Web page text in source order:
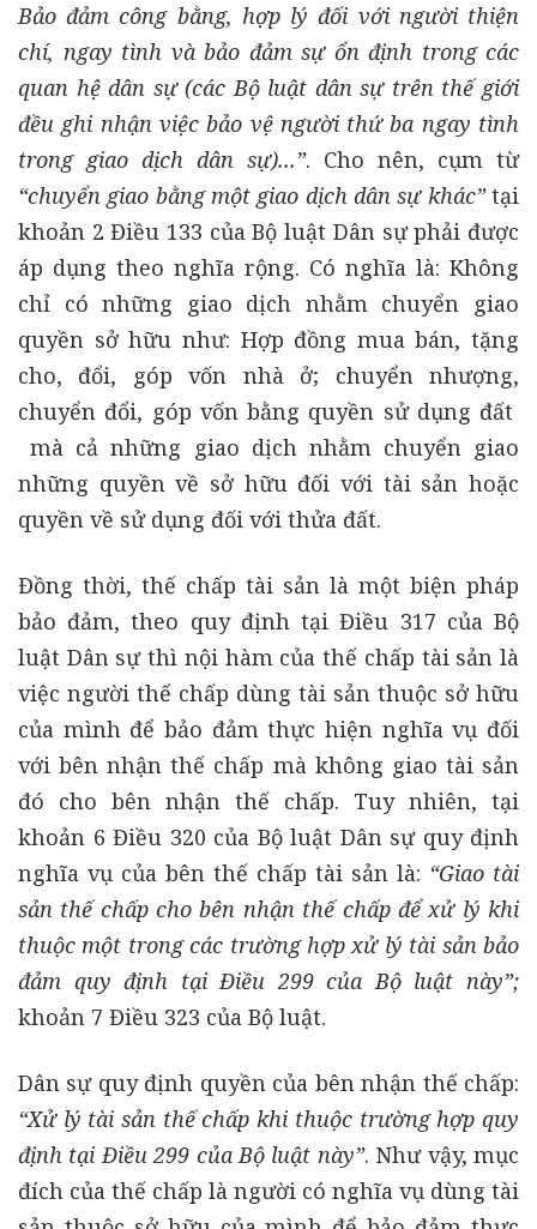
Bảo đảm công bằng, hợp lý đối với người thiện
chí, ngay tình và bảo đảm sự ổn định trong các
quan hệ dân sự (các Bộ luật dân sự trên thế giới
đều ghi nhận việc bảo vệ người thứ ba ngay tình
trong giao dịch dân sự)...”. Cho nên, cụm từ
“chuyển giao bằng một giao dịch dân sự khác”tại
khoản 2 Điều 133 của Bộ luật Dân sự phải được
áp dụng theo nghĩa rộng. Có nghĩa là: Không
chỉ có những giao dịch nhằm chuyển giao
quyền sở hữu như: Hợp đồng mua bán, tặng
cho, đổi, góp vốn nhà ở; chuyển nhượng,
chuyển đổi, góp vốn bằng quyền sử dụng đất
mà cả những giao dịch nhằm chuyển giao
những quyền về sở hữu đối với tài sản hoặc
quyền về sử dụng đối với thửa đất.
Đồng thời, thế chấp tài sản là một biện pháp
bảo đảm, theo quy định tại Điều 317 của Bộ
luật Dân sự thì nội hàm của thế chấp tài sản là
việc người thế chấp dùng tài sản thuộc sở hữu
của mình để bảo đảm thực hiện nghĩa vụ đối
với bên nhận thế chấp mà không giao tài sản
đó cho bên nhận thế chấp. Tuy nhiên, tại
khoản 6 Điều 320 của Bộ luật Dân sự quy định
nghĩa vụ của bên thế chấp tài sản là: “Giao tài
sản thế chấp cho bên nhận thế chấp để xử lý khi
thuộc một trong các trường hợp xử lý tài sản bảo
đảm quy định tại Điều 299 của Bộ luật này”;
khoản 7 Điều 323 của Bộ luật.
Dân sự quy định quyền của bên nhận thế chấp:
“Xử lý tài sản thế chấp khi thuộc trường hợp quy
định tại Điều 299 của Bộ luật này”. Như vậy, mục
đích của thế chấp là người có nghĩa vụ dùng tài